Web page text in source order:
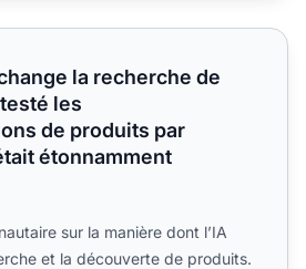
la recherche de produits ? J’ai
la recherche de
les
de produits par
étonnamment
sur la manière dont l’IA
et la découverte de produits.